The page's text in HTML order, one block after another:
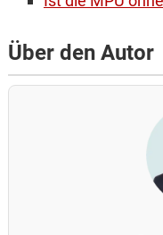
Über den Autor